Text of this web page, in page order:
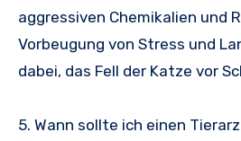
aggressiven Chemikalien und
Vorbeugung von Stress und
dabei, das Fell der Katze vor
5. Wann sollte ich einen